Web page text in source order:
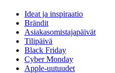
Ideat ja inspiraatio
Brändit
Asiakasomistajapäivät
Tilipäivä
Black Friday
Cyber Monday
Apple-uutuudet